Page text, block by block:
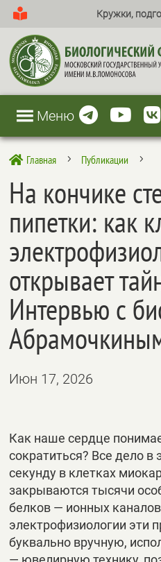
Кружки,
Меню
 Главная 5 Публикации 5
На кончике
пипетки: как
открывает
Интервью с
Июн 17, 2026
Как наше сердце
сократиться? Все дело
секунду в клетках
закрываются тысячи
белков — ионных
электрофизиологии эти
буквально вручную,